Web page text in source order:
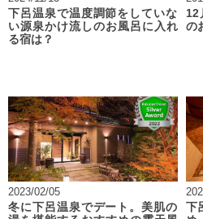
下呂温泉で温度調節をしていな
い源泉かけ流しのお風呂に入れ
る宿は？
12
の
2023/02/05
冬に下呂温泉でデート。美肌の
下